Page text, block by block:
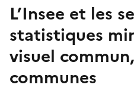
L’Insee et les
statistiques
visuel
communes